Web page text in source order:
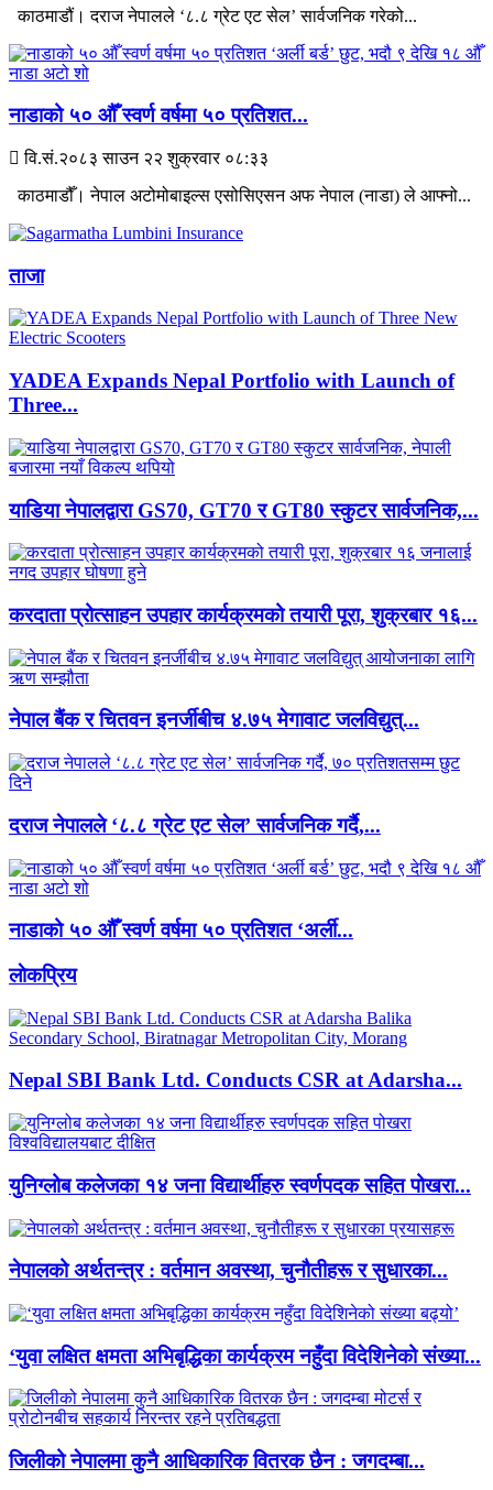
काठमाडौं। दराज नेपालले ‘८.८ ग्रेट एट सेल’ सार्वजनिक गरेको...
नाडाको ५० औँ स्वर्ण वर्षमा ५० प्रतिशत...
वि.सं.२०८३ साउन २२ शुक्रवार ०८:३३
काठमाडौँ। नेपाल अटोमोबाइल्स एसोसिएसन अफ नेपाल (नाडा) ले आफ्नो...
ताजा
YADEA Expands Nepal Portfolio with Launch of
Three...
याडिया नेपालद्वारा GS70, GT70 र GT80 स्कुटर सार्वजनिक,...
करदाता प्रोत्साहन उपहार कार्यक्रमको तयारी पूरा, शुक्रबार १६...
नेपाल बैंक र चितवन इनर्जीबीच ४.७५ मेगावाट जलविद्युत्...
दराज नेपालले ‘८.८ ग्रेट एट सेल’ सार्वजनिक गर्दै,...
नाडाको ५० औँ स्वर्ण वर्षमा ५० प्रतिशत ‘अर्ली...
लाेकप्रिय
Nepal SBI Bank Ltd. Conducts CSR at Adarsha...
युनिग्लोब कलेजका १४ जना विद्यार्थीहरु स्वर्णपदक सहित पोखरा...
नेपालको अर्थतन्त्र : वर्तमान अवस्था, चुनौतीहरू र सुधारका...
‘युवा लक्षित क्षमता अभिबृद्धिका कार्यक्रम नहुँदा विदेशिनेको संख्या...
जिलीको नेपालमा कुनै आधिकारिक वितरक छैन : जगदम्बा...